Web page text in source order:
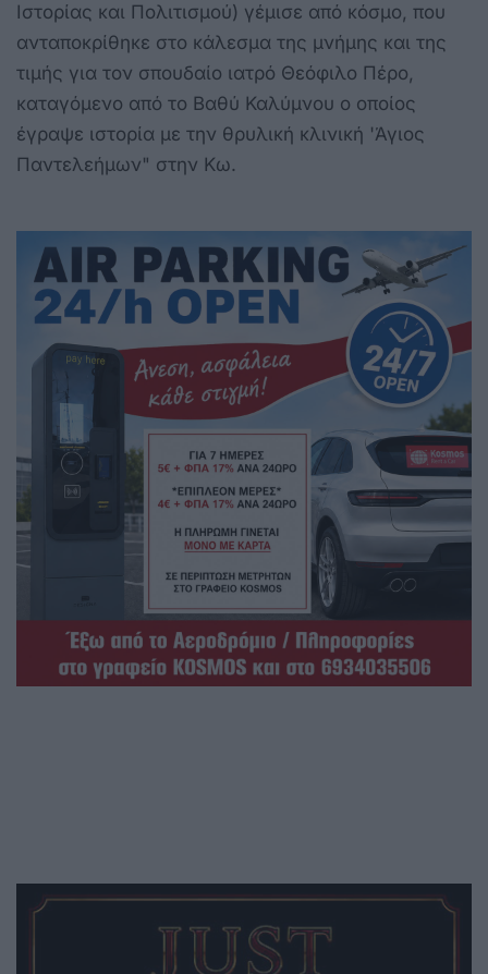
Ιστορίας και Πολιτισμού) γέμισε από κόσμο, που
ανταποκρίθηκε στο κάλεσμα της μνήμης και της
τιμής για τον σπουδαίο ιατρό Θεόφιλο Πέρο,
καταγόμενο από το Βαθύ Καλύμνου ο οποίος
έγραψε ιστορία με την θρυλική κλινική 'Άγιος
Παντελεήμων" στην Κω.